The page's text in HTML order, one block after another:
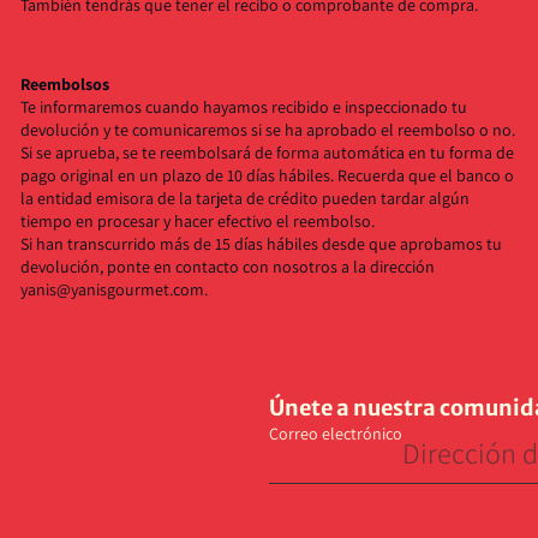
También tendrás que tener el recibo o comprobante de compra.
Reembolsos
Te informaremos cuando hayamos recibido e inspeccionado tu
devolución y te comunicaremos si se ha aprobado el reembolso o no.
Si se aprueba, se te reembolsará de forma automática en tu forma de
pago original en un plazo de 10 días hábiles. Recuerda que el banco o
la entidad emisora de la tarjeta de crédito pueden tardar algún
tiempo en procesar y hacer efectivo el reembolso.
Si han transcurrido más de 15 días hábiles desde que aprobamos tu
devolución, ponte en contacto con nosotros a la dirección
yanis@yanisgourmet.com.
Únete a nuestra
Correo electrónico
Política de reembolso
Política de privacidad